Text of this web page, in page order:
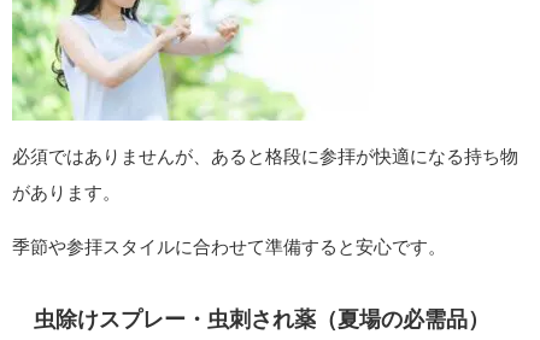
必須ではありませんが、あると格段に参拝が快適になる持ち物
があります。
季節や参拝スタイルに合わせて準備すると安心です。
虫除けスプレー・虫刺され薬（夏場の必需品）